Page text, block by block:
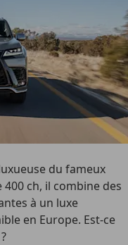
du fameux
400 ch, il combine des
à un luxe
en Europe. Est-ce